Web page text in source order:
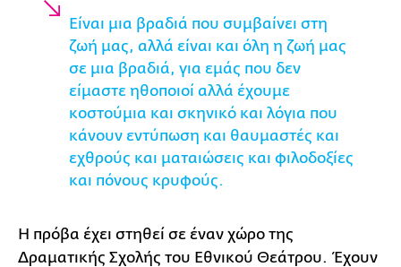
Είναι μια βραδιά που συμβαίνει στη
ζωή μας, αλλά είναι και όλη η ζωή μας
σε μια βραδιά, για εμάς που δεν
είμαστε ηθοποιοί αλλά έχουμε
κοστούμια και σκηνικό και λόγια που
κάνουν εντύπωση και θαυμαστές και
εχθρούς και ματαιώσεις και φιλοδοξίες
και πόνους κρυφούς.
Η πρόβα έχει στηθεί σε έναν χώρο της
Δραματικής Σχολής του Εθνικού Θεάτρου. Έχουν